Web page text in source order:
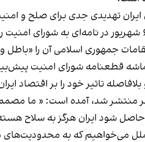
ایران تهدیدی جدی برای صلح و
جمهوری اسلامی آن را
مکانیسم ماشه قطعنامه شورای
بلافاصله تاثیر خود را بر اقتصاد
رهبران سه قدرت اروپایی که جمعه ۱۸ مهر
حاصل شود ایران هرگز به سلاح
می‌خواهیم که به محدودیت‌های